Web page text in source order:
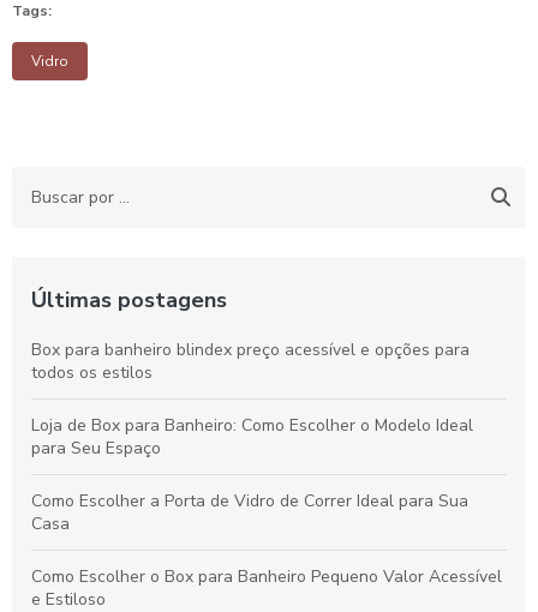
Tags:
Vidro
Últimas postagens
Box para banheiro blindex preço acessível e opções para
todos os estilos
Loja de Box para Banheiro: Como Escolher o Modelo Ideal
para Seu Espaço
Como Escolher a Porta de Vidro de Correr Ideal para Sua
Casa
Como Escolher o Box para Banheiro Pequeno Valor Acessível
e Estiloso